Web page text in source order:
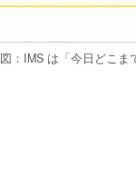
図：IMS は「今日どこま